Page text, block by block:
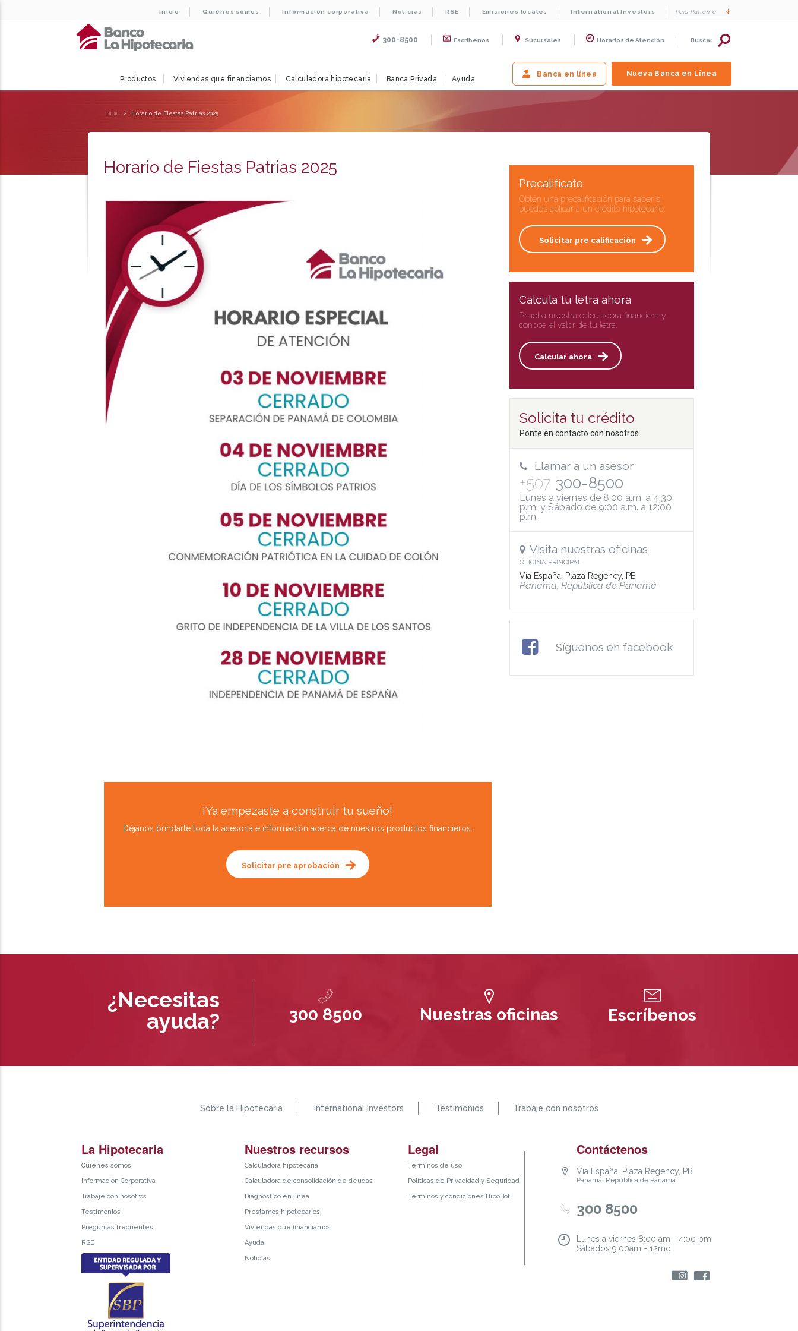
Inicio Quiénes somos Información corporativa Noticias RSE Emisiones locales International Investors País Panamá
300-8500 Escribenos Sucursales Horarios de Atención Buscar
Productos Viviendas que financiamos Calculadora hipotecaria Banca Privada Ayuda
Banca en línea Nueva Banca en Línea
Inicio Horario de Fiestas Patrias 2025
Horario de Fiestas Patrias 2025
¡Ya empezaste a construir tu sueño!
Déjanos brindarte toda la asesoria e información acerca de nuestros productos financieros.
Solicitar pre aprobación
Precalifícate
Obtén una precalificación para saber si
puedes aplicar a un crédito hipotecario.
Solicitar pre calificación
Calcula tu letra ahora
Prueba nuestra calculadora financiera y
conoce el valor de tu letra.
Calcular ahora
Solicita tu crédito
Ponte en contacto con nosotros
Llamar a un asesor
+507 300-8500
Lunes a viernes de 8:00 a.m. a 4:30
p.m. y Sábado de 9:00 a.m. a 12:00
p.m.
Visita nuestras oficinas
OFICINA PRINCIPAL
Vía España, Plaza Regency, PB
Panamá, República de Panamá
Síguenos en facebook
¿Necesitas
ayuda?
300 8500 Nuestras oficinas Escríbenos
Sobre la Hipotecaria International Investors Testimonios Trabaje con nosotros
La Hipotecaria
Quiénes somos
Información Corporativa
Trabaje con nosotros
Testimonios
Preguntas frecuentes
RSE
Nuestros recursos
Calculadora hipotecaria
Calculadora de consolidación de deudas
Diagnóstico en línea
Préstamos hipotecarios
Viviendas que financiamos
Ayuda
Noticias
Legal
Términos de uso
Políticas de Privacidad y Seguridad
Términos y condiciones HipoBot
Contáctenos
Vía España, Plaza Regency, PB
Panamá, República de Panamá
300 8500
Lunes a viernes 8:00 am - 4:00 pm
Sábados 9:00am - 12md